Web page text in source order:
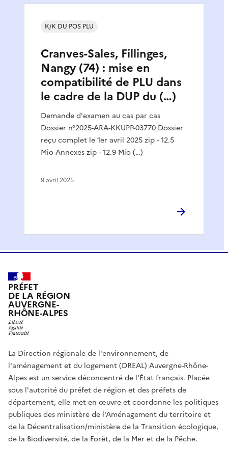
Cranves-Sales, Fillinges,
Nangy (74) : mise en
compatibilité de PLU dans
le cadre de la DUP du (…)
Demande d'examen au cas par cas
Dossier n°2025-ARA-KKUPP-03770 Dossier
reçu complet le 1er avril 2025 zip - 12.5
Mio Annexes zip - 12.9 Mio (…)
K/K DU POS PLU
9 avril 2025
PRÉFET
DE LA RÉGION
AUVERGNE-
RHÔNE-ALPES
La Direction régionale de l'environnement, de
l'aménagement et du logement (DREAL) Auvergne-Rhône-
Alpes est un service déconcentré de l'État français. Placée
sous l'autorité du préfet de région et des préfets de
département, elle met en œuvre et coordonne les politiques
publiques des ministère de l'Aménagement du territoire et
de la Décentralisation/ministère de la Transition écologique,
de la Biodiversité, de la Forêt, de la Mer et de la Pêche.